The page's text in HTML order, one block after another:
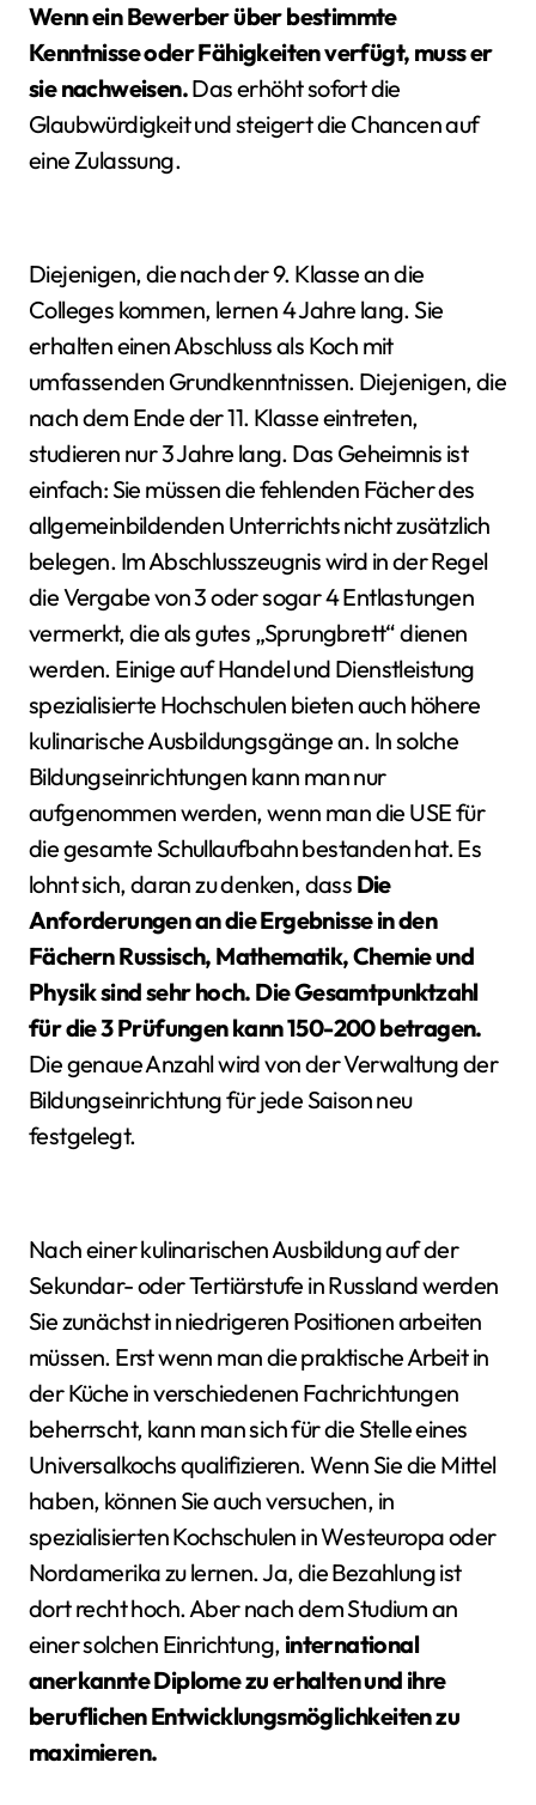
Wenn ein Bewerber über bestimmte
Kenntnisse oder Fähigkeiten verfügt, muss er
sie nachweisen.Das erhöht sofort die
Glaubwürdigkeit und steigert die Chancen auf
eine Zulassung.
Diejenigen, die nach der 9. Klasse an die
Colleges kommen, lernen 4 Jahre lang. Sie
erhalten einen Abschluss als Koch mit
umfassenden Grundkenntnissen. Diejenigen, die
nach dem Ende der 11. Klasse eintreten,
studieren nur 3 Jahre lang. Das Geheimnis ist
einfach: Sie müssen die fehlenden Fächer des
allgemeinbildenden Unterrichts nicht zusätzlich
belegen. Im Abschlusszeugnis wird in der Regel
die Vergabe von 3 oder sogar 4 Entlastungen
vermerkt, die als gutes „Sprungbrett“ dienen
werden. Einige auf Handel und Dienstleistung
spezialisierte Hochschulen bieten auch höhere
kulinarische Ausbildungsgänge an. In solche
Bildungseinrichtungen kann man nur
aufgenommen werden, wenn man die USE für
die gesamte Schullaufbahn bestanden hat. Es
lohnt sich, daran zu denken, dass Die
Anforderungen an die Ergebnisse in den
Fächern Russisch, Mathematik, Chemie und
Physik sind sehr hoch. Die Gesamtpunktzahl
für die 3 Prüfungen kann 150-200 betragen.
Die genaue Anzahl wird von der Verwaltung der
Bildungseinrichtung für jede Saison neu
festgelegt.
Nach einer kulinarischen Ausbildung auf der
Sekundar- oder Tertiärstufe in Russland werden
Sie zunächst in niedrigeren Positionen arbeiten
müssen. Erst wenn man die praktische Arbeit in
der Küche in verschiedenen Fachrichtungen
beherrscht, kann man sich für die Stelle eines
Universalkochs qualifizieren. Wenn Sie die Mittel
haben, können Sie auch versuchen, in
spezialisierten Kochschulen in Westeuropa oder
Nordamerika zu lernen. Ja, die Bezahlung ist
dort recht hoch. Aber nach dem Studium an
einer solchen Einrichtung, international
anerkannte Diplome zu erhalten und ihre
beruflichen Entwicklungsmöglichkeiten zu
maximieren.